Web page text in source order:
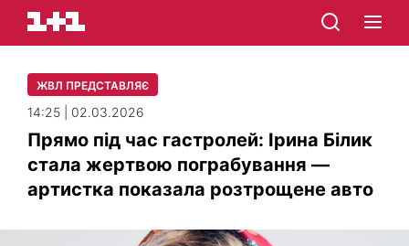
ЖВЛ ПРЕДСТАВЛЯЄ
14:25 | 02.03.2026
Прямо під час гастролей: Ірина Білик
стала жертвою пограбування —
артистка показала розтрощене авто